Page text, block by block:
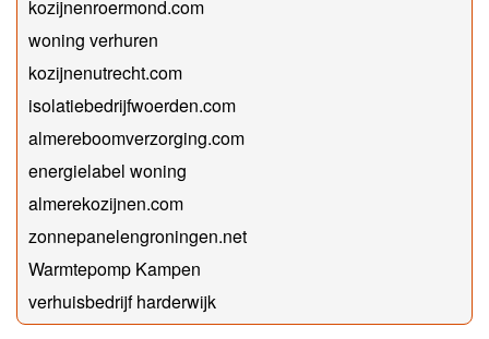
kozijnenroermond.com
woning verhuren
kozijnenutrecht.com
isolatiebedrijfwoerden.com
almereboomverzorging.com
energielabel woning
almerekozijnen.com
zonnepanelengroningen.net
Warmtepomp Kampen
verhuisbedrijf harderwijk